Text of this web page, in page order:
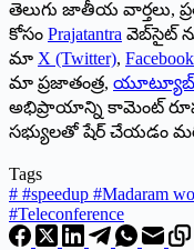
తెలుగు జాతీయ వార్తలు,
కోసం Prajatantra వెబ్‌సైట్
మా X (Twitter), Facebook
మా ప్రజాతంత్ర,
అభిప్రాయాన్ని కామెంట్
సభ్యులతో షేర్ చేయడం
Tags
# #speedup #Madaram
#Teleconference